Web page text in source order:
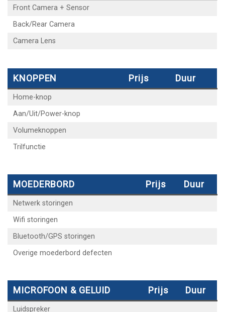
Front Camera + Sensor
Back/Rear Camera
Camera Lens
KNOPPEN Prijs Duur
Home-knop
Aan/Uit/Power-knop
Volumeknoppen
Trilfunctie
MOEDERBORD Prijs Duur
Netwerk storingen
Wifi storingen
Bluetooth/GPS storingen
Overige moederbord defecten
MICROFOON & GELUID Prijs Duur
Luidspreker